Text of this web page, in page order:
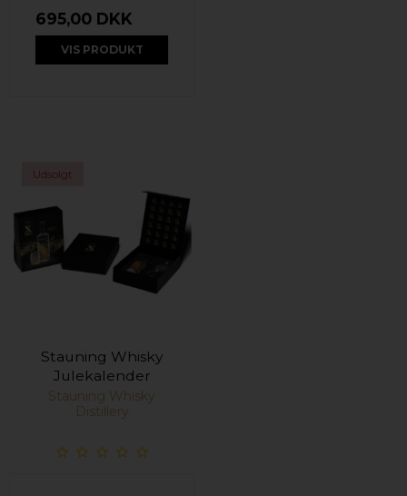
695,00 DKK
VIS PRODUKT
Udsolgt
Stauning Whisky
Julekalender
Stauning Whisky
Distillery